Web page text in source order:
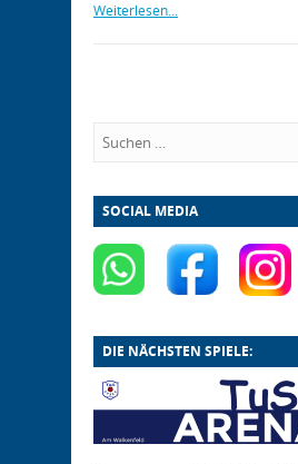
Weiterlesen...
SOCIAL MEDIA
DIE NÄCHSTEN SPIELE: